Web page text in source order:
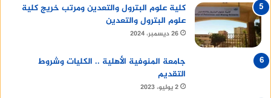
كلية علوم البترول والتعدين ومرتب خريج كلية
علوم البترول والتعدين
26 ديسمبر، 2024
جامعة المنوفية الأهلية .. الكليات وشروط
التقديم
2 يوليو، 2023